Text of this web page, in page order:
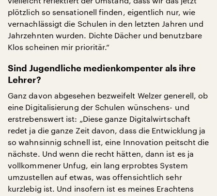
plötzlich so sensationell finden, eigentlich nur, wie
vernachlässigt die Schulen in den letzten Jahren und
Jahrzehnten wurden. Dichte Dächer und benutzbare
Klos scheinen mir prioritär.“
Sind Jugendliche medienkompenter als ihre
Lehrer?
Ganz davon abgesehen bezweifelt Welzer generell, ob
eine Digitalisierung der Schulen wünschens- und
erstrebenswert ist: „Diese ganze Digitalwirtschaft
redet ja die ganze Zeit davon, dass die Entwicklung ja
so wahnsinnig schnell ist, eine Innovation peitscht die
nächste. Und wenn die recht hätten, dann ist es ja
vollkommener Unfug, ein lang erprobtes System
umzustellen auf etwas, was offensichtlich sehr
kurzlebig ist. Und insofern ist es meines Erachtens